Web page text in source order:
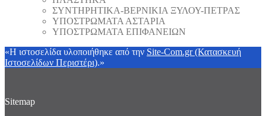
ΣΥΝΤΗΡΗΤΙΚΑ-ΒΕΡΝΙΚΙΑ ΞΥΛΟΥ-ΠΕΤΡΑΣ
ΥΠΟΣΤΡΩΜΑΤΑ ΑΣΤΑΡΙΑ
ΥΠΟΣΤΡΩΜΑΤΑ ΕΠΙΦΑΝΕΙΩΝ
«Η ιστοσελίδα υλοποιήθηκε από την Site-Com.gr (Κατασκευή
Ιστοσελίδων Περιστέρι).»
Sitemap